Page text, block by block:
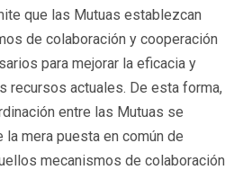
que las Mutuas establezcan
de colaboración y cooperación
para mejorar la eficacia y
recursos actuales. De esta forma,
entre las Mutuas se
mera puesta en común de
mecanismos de colaboración